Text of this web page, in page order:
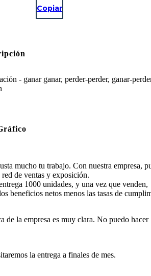
Copiar
- ganar ganar, perder-perder, ganar-
mucho tu trabajo. Con nuestra empresa,
de ventas y exposición.
1000 unidades, y una vez que venden,
beneficios netos menos las tasas de
de la empresa es muy clara. No puedo hacer
la entrega a finales de mes.